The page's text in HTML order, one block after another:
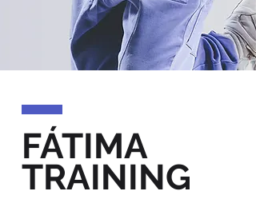
FÁTIMA
TRAINING